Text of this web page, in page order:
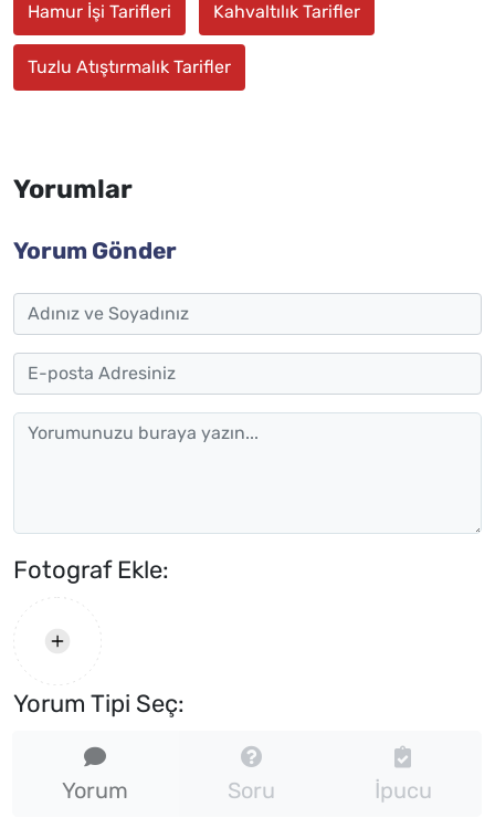
Hamur İşi Tarifleri Kahvaltılık Tarifler
Tuzlu Atıştırmalık Tarifler
Yorumlar
Yorum Gönder
Fotograf Ekle:
Yorum Tipi Seç:
Yorum Soru İpucu